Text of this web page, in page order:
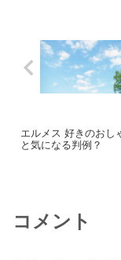
エルメス 好きのおし
と気になる判例？
コメント